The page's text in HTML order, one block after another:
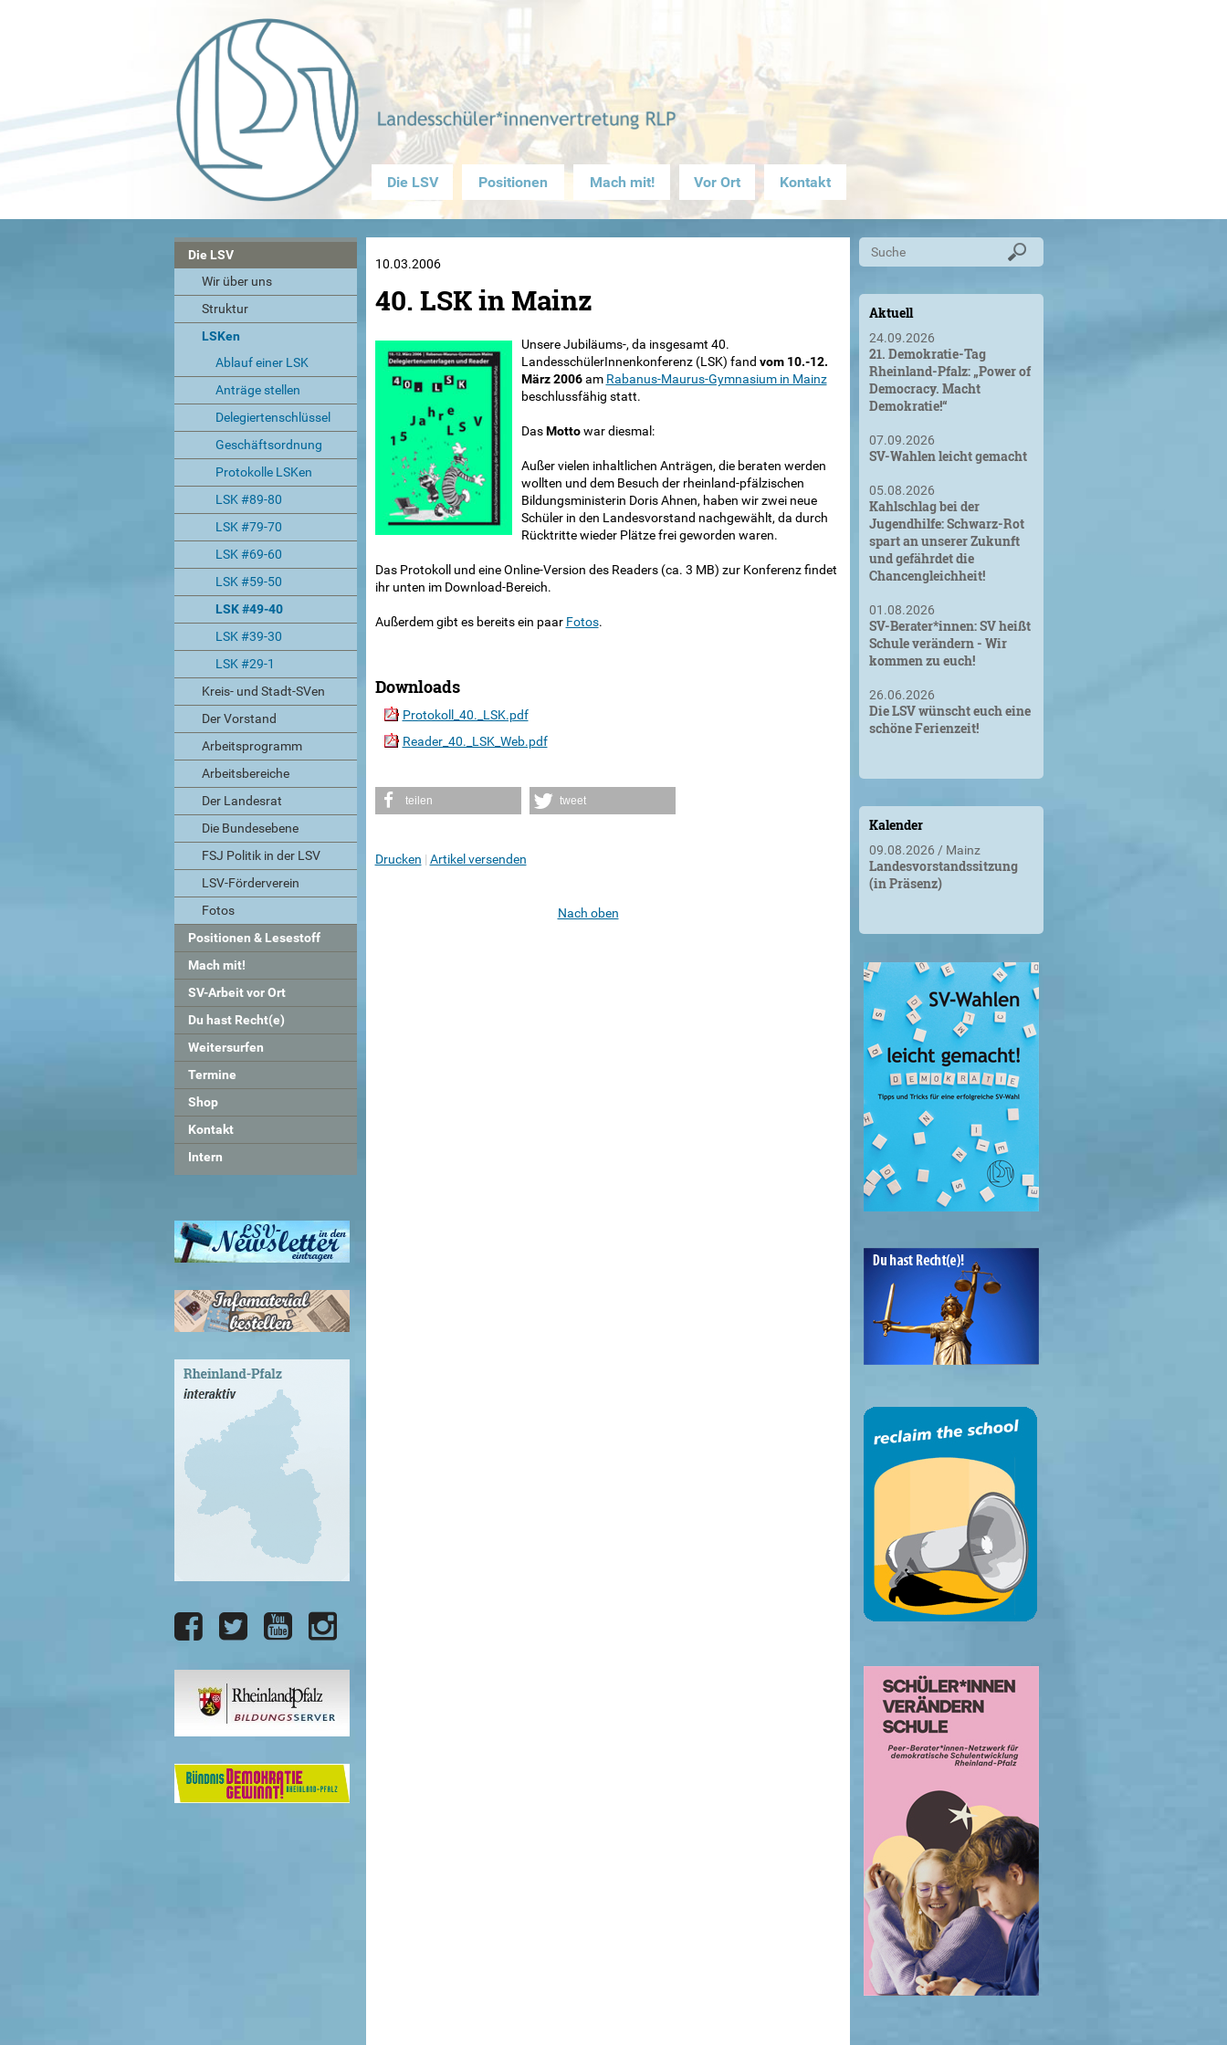
Die LSV Positionen Mach mit! Vor Ort Kontakt
Die LSV
Wir über uns
Struktur
LSKen
Ablauf einer LSK
Anträge stellen
Delegiertenschlüssel
Geschäftsordnung
Protokolle LSKen
LSK #89-80
LSK #79-70
LSK #69-60
LSK #59-50
LSK #49-40
LSK #39-30
LSK #29-1
Kreis- und Stadt-SVen
Der Vorstand
Arbeitsprogramm
Arbeitsbereiche
Der Landesrat
Die Bundesebene
FSJ Politik in der LSV
LSV-Förderverein
Fotos
Positionen & Lesestoff
Mach mit!
SV-Arbeit vor Ort
Du hast Recht(e)
Weitersurfen
Termine
Shop
Kontakt
Intern
10.03.2006
40. LSK in Mainz
Unsere Jubiläums-, da insgesamt 40.
LandesschülerInnenkonferenz (LSK) fand vom 10.-12.
März 2006am Rabanus-Maurus-Gymnasium in Mainz
beschlussfähig statt.
DasMottowar diesmal:
Außer vielen inhaltlichen Anträgen, die beraten werden
wollten und dem Besuch der rheinland-pfälzischen
Bildungsministerin Doris Ahnen, haben wir zwei neue
Schüler in den Landesvorstand nachgewählt, da durch
Rücktritte wieder Plätze frei geworden waren.
Das Protokoll und eine Online-Version des Readers (ca. 3 MB) zur Konferenz findet
ihr unten im Download-Bereich.
Außerdem gibt es bereits ein paar Fotos.
Downloads
Protokoll_40._LSK.pdf
Reader_40._LSK_Web.pdf
teilen tweet
Drucken Artikel versenden
Nach oben
Aktuell
24.09.2026
21. Demokratie-Tag
Rheinland-Pfalz: „Power of
Democracy. Macht
Demokratie!“
07.09.2026
SV-Wahlen leicht gemacht
05.08.2026
Kahlschlag bei der
Jugendhilfe: Schwarz-Rot
spart an unserer Zukunft
und gefährdet die
Chancengleichheit!
01.08.2026
SV-Berater*innen: SV heißt
Schule verändern - Wir
kommen zu euch!
26.06.2026
Die LSV wünscht euch eine
schöne Ferienzeit!
Kalender
09.08.2026 Mainz
Landesvorstandssitzung
(in Präsenz)